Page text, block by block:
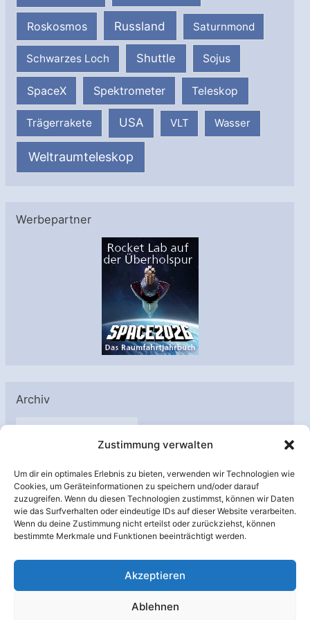
Zustimmung verwalten
Um dir ein optimales Erlebnis zu bieten, verwenden wir Technologien wie
Cookies, um Geräteinformationen zu speichern und/oder darauf
zuzugreifen. Wenn du diesen Technologien zustimmst, können wir Daten
wie das Surfverhalten oder eindeutige IDs auf dieser Website verarbeiten.
Wenn du deine Zustimmung nicht erteilst oder zurückziehst, können
bestimmte Merkmale und Funktionen beeinträchtigt werden.
Akzeptieren
Ablehnen
Roskosmos Russland Saturnmond
Schwarzes Loch Shuttle Sojus
SpaceX Spektrometer Teleskop
Trägerrakete USA VLT Wasser
Weltraumteleskop
Werbepartner
Archiv
A
h
i
v
Unterstützt von: